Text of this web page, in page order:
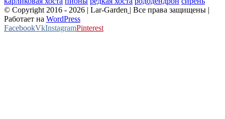
© Copyright 2016 - 2026 | Lar-Garden | Все права защищены |
Работает на WordPress
FacebookVkInstagramPinterest